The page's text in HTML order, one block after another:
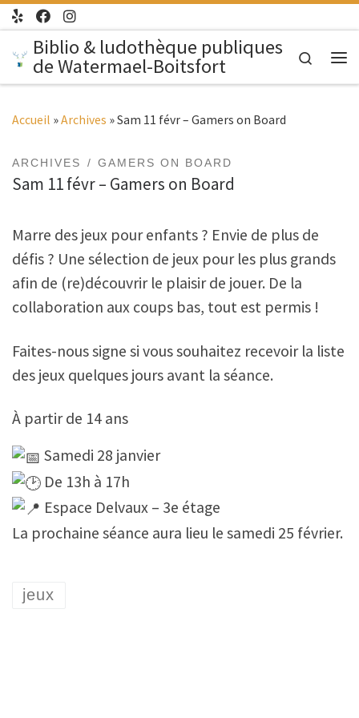
Passer au contenu
Biblio & ludothèque publiques
de Watermael-Boitsfort
Search
Accueil »Archives »Sam 11 févr – Gamers on Board
ARCHIVES GAMERS ON BOARD
Sam 11 févr – Gamers on Board
Marre des jeux pour enfants ? Envie de plus de
défis ? Une sélection de jeux pour les plus grands
afin de (re)découvrir le plaisir de jouer. De la
collaboration aux coups bas, tout est permis !
Faites-nous signe si vous souhaitez recevoir la liste
des jeux quelques jours avant la séance.
À partir de 14 ans
Samedi 28 janvier
De 13h à 17h
Espace Delvaux – 3e étage
La prochaine séance aura lieu le samedi 25 février.
jeux